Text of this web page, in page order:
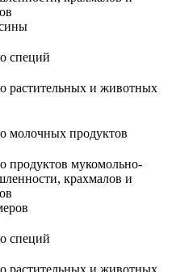
специй
растительных и животных
молочных продуктов
продуктов мукомольно-
крахмалов и
специй
растительных и животных